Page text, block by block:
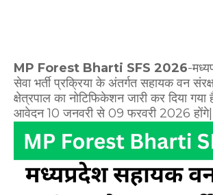
MP Forest Bharti SFS 2026-
सेवा भर्ती प्रक्रिया के अंतर्गत सहायक वन
क्षेत्रपाल का नोटिफिकेशन जारी कर दिया
आवेदन 10 जनवरी से 09 फरवरी 2026 होंगे|